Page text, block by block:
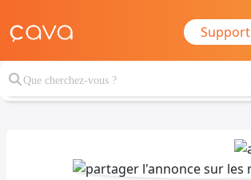
Support